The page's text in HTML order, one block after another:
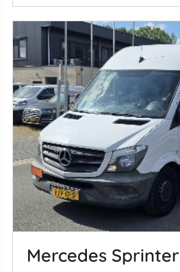
Mercedes Sprinter